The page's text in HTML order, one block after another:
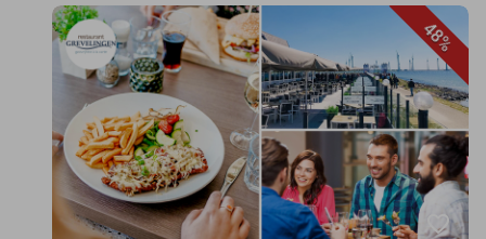
48%
favorite_border